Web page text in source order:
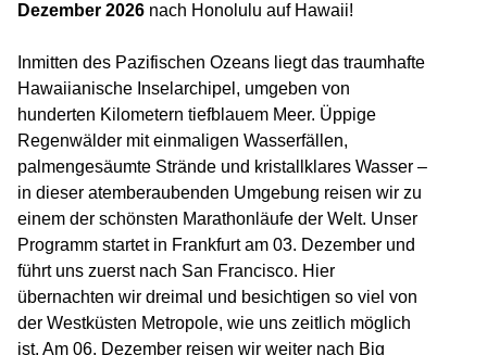
Dezember 2026 nach Honolulu auf Hawaii!
Inmitten des Pazifischen Ozeans liegt das traumhafte
Hawaiianische Inselarchipel, umgeben von
hunderten Kilometern tiefblauem Meer. Üppige
Regenwälder mit einmaligen Wasserfällen,
palmengesäumte Strände und kristallklares Wasser –
in dieser atemberaubenden Umgebung reisen wir zu
einem der schönsten Marathonläufe der Welt. Unser
Programm startet in Frankfurt am 03. Dezember und
führt uns zuerst nach San Francisco. Hier
übernachten wir dreimal und besichtigen so viel von
der Westküsten Metropole, wie uns zeitlich möglich
ist. Am 06. Dezember reisen wir weiter nach Big